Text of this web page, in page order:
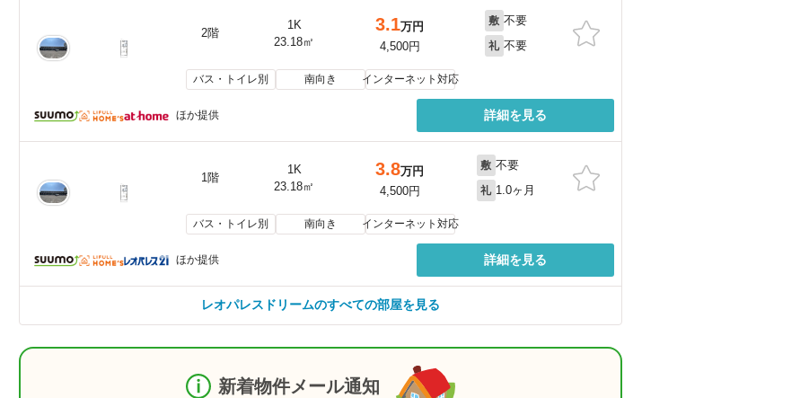
2階
1K
23.18㎡
3.1万円
4,500円
敷 不要
礼 不要
バス・トイレ別 南向き インターネット対応
ほか提供 詳細を見る
1階
1K
23.18㎡
3.8万円
4,500円
敷 不要
礼 1.0ヶ月
バス・トイレ別 南向き インターネット対応
ほか提供 詳細を見る
レオパレスドリームのすべての部屋を見る
新着物件メール通知